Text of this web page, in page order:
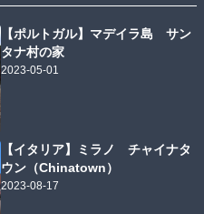
【ポルトガル】マデイラ島 サン
タナ村の家
2023-05-01
【イタリア】ミラノ チャイナタ
ウン（Chinatown）
2023-08-17